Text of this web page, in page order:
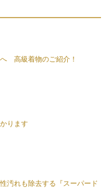
高級着物のご紹介！
ります
汚れも除去する『スーパード